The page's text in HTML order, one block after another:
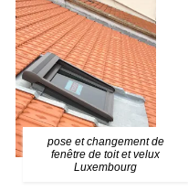
pose et changement de
fenêtre de toit et velux
Luxembourg